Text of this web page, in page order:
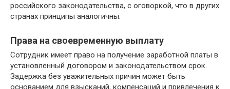
российского законодательства, с оговоркой, что в других
странах принципы аналогичны:
Права на своевременную выплату
Сотрудник имеет право на получение заработной платы в
установленный договором и законодательством срок.
Задержка без уважительных причин может быть
основанием для взысканий, компенсаций и привлечения к